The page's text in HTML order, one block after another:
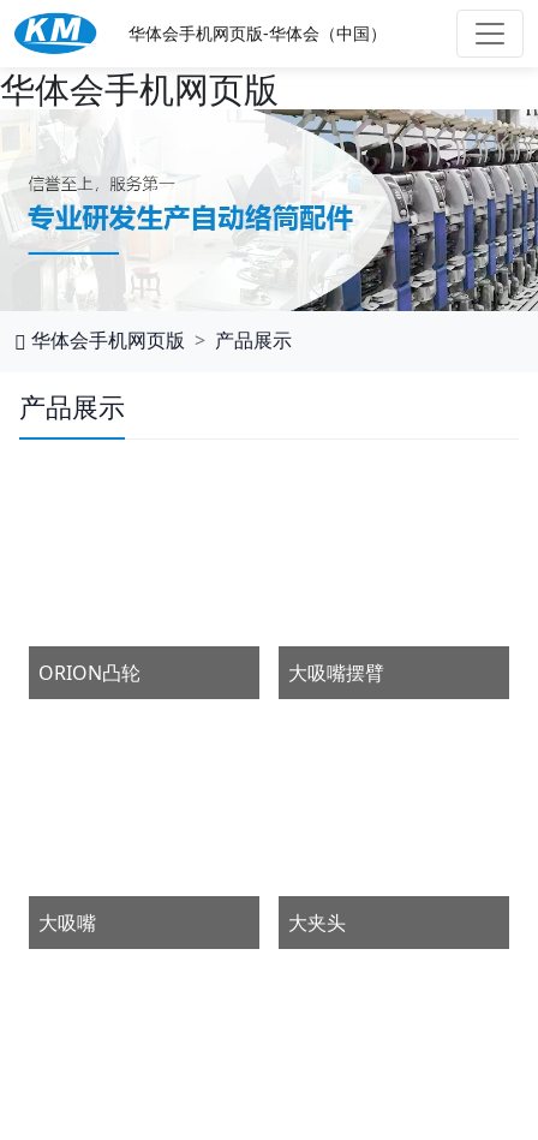
华体会手机网页版
华体会手机网页版-华体会（中国）
华体会手机网页版 产品展示
产品展示
ORION凸轮 大吸嘴摆臂
大吸嘴 大夹头